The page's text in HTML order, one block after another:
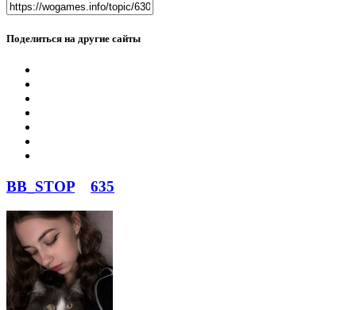
Поделиться на другие сайты
BB_STOP 635